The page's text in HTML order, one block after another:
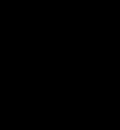
desempeñando